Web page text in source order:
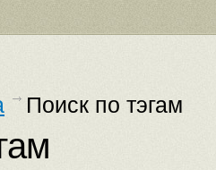
Поиск по тэгам